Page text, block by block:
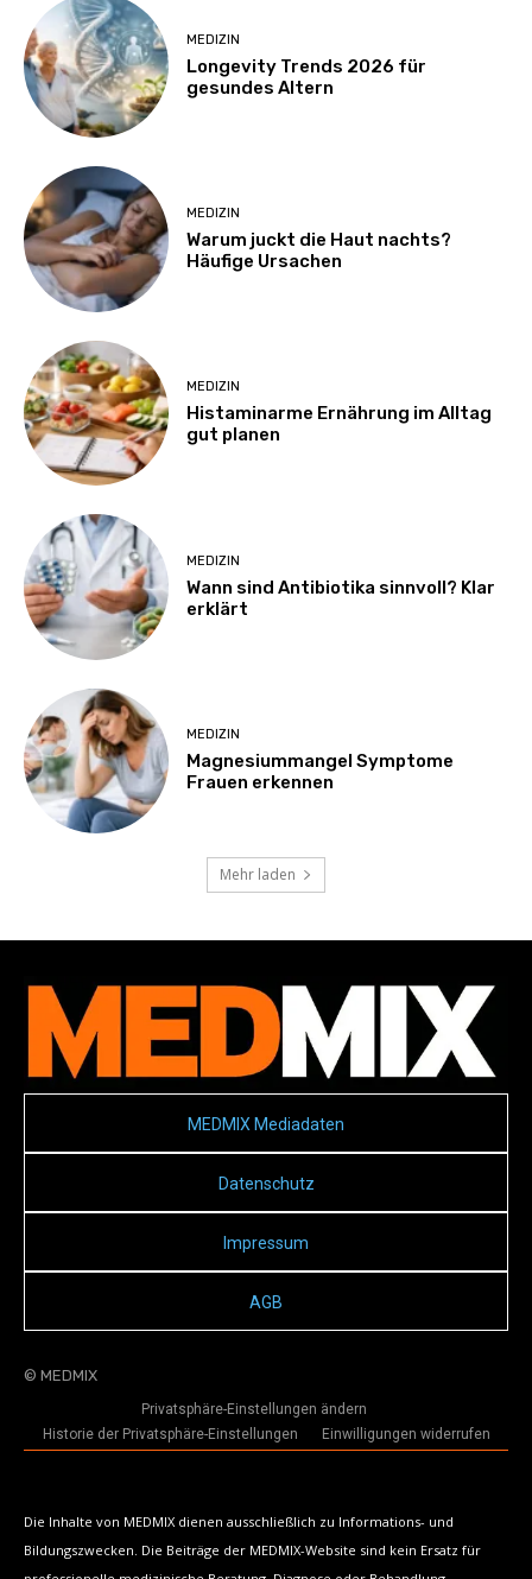
MEDIZIN
Longevity Trends 2026 für
gesundes Altern
MEDIZIN
Warum juckt die Haut nachts?
Häufige Ursachen
MEDIZIN
Histaminarme Ernährung im Alltag
gut planen
MEDIZIN
Wann sind Antibiotika sinnvoll? Klar
erklärt
MEDIZIN
Magnesiummangel Symptome
Frauen erkennen
Mehr laden
MEDMIX Mediadaten
Datenschutz
Impressum
AGB
© MEDMIX
Privatsphäre-Einstellungen ändern
Historie der Privatsphäre-Einstellungen
Einwilligungen widerrufen
Die Inhalte von MEDMIX dienen ausschließlich zu Informations- und
Bildungszwecken. Die Beiträge der MEDMIX-Website sind kein Ersatz für